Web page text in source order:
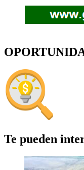
Te pueden